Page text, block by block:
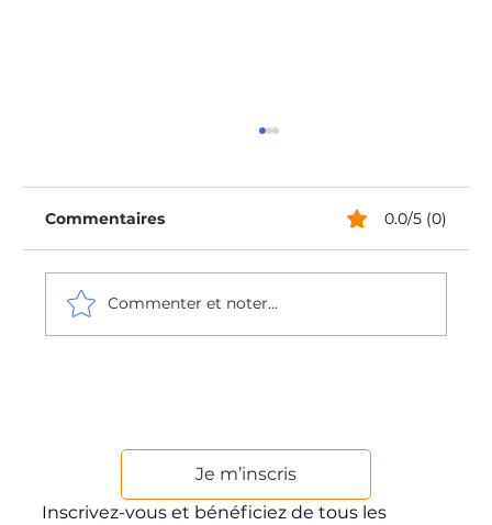
Je m’inscris
Inscrivez-vous et bénéficiez de tous les
Commentaires 0.0/5 (0)
Commenter et noter...